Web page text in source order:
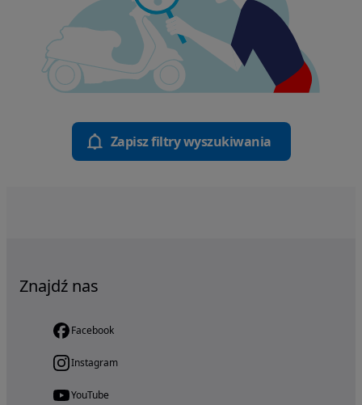
Zapisz filtry wyszukiwania
Znajdź nas
Facebook
Instagram
YouTube